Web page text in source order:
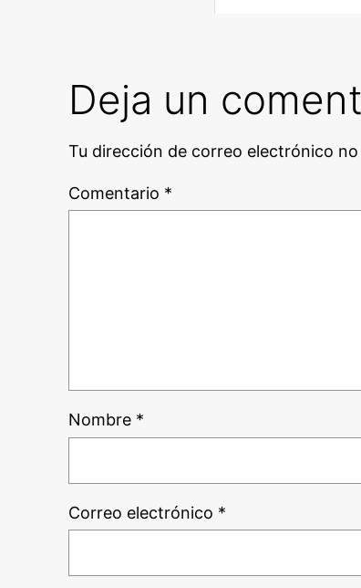
Deja un
Tu dirección de correo electrónico no
Comentario *
Nombre *
Correo electrónico *